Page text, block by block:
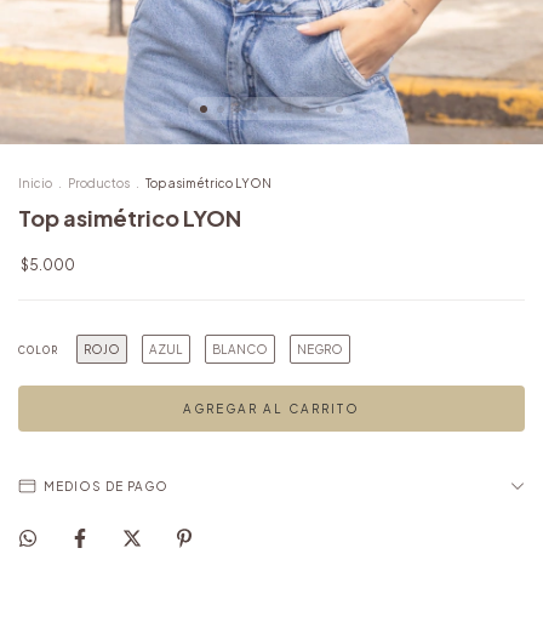
Inicio Productos Top asimétrico LYON
Top asimétrico LYON
$5.000
COLOR ROJO AZUL BLANCO NEGRO
MEDIOS DE PAGO